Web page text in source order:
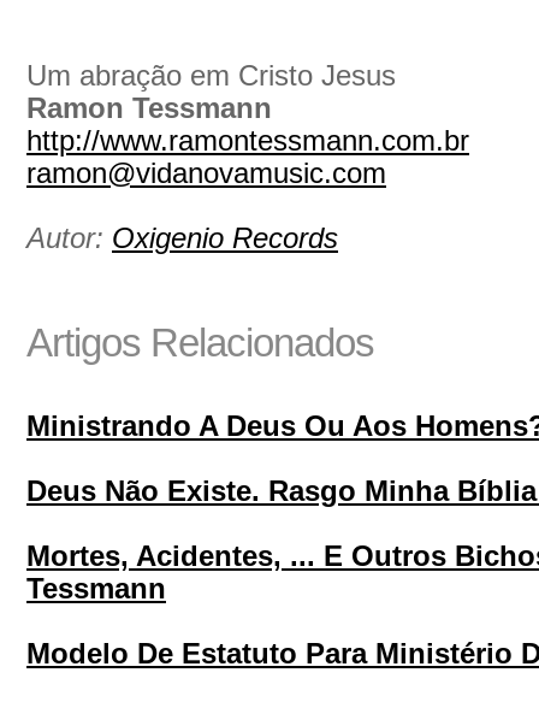
Um abração em Cristo Jesus
Ramon Tessmann
http://www.ramontessmann.com.br
ramon@vidanovamusic.com
Autor: Oxigenio Records
Artigos Relacionados
Ministrando A Deus Ou Aos
Deus Não Existe. Rasgo Minha
Mortes, Acidentes, ... E Outros
Tessmann
Modelo De Estatuto Para Ministério